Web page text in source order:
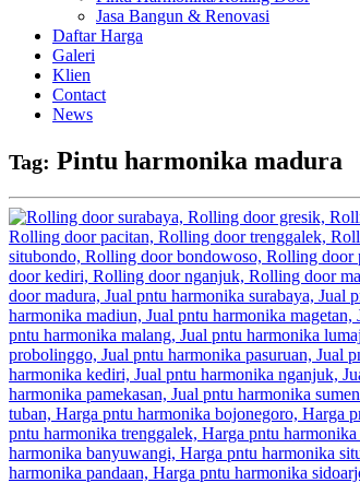
Jasa Bangun & Renovasi
Daftar Harga
Galeri
Klien
Contact
News
Tag: Pintu harmonika madura